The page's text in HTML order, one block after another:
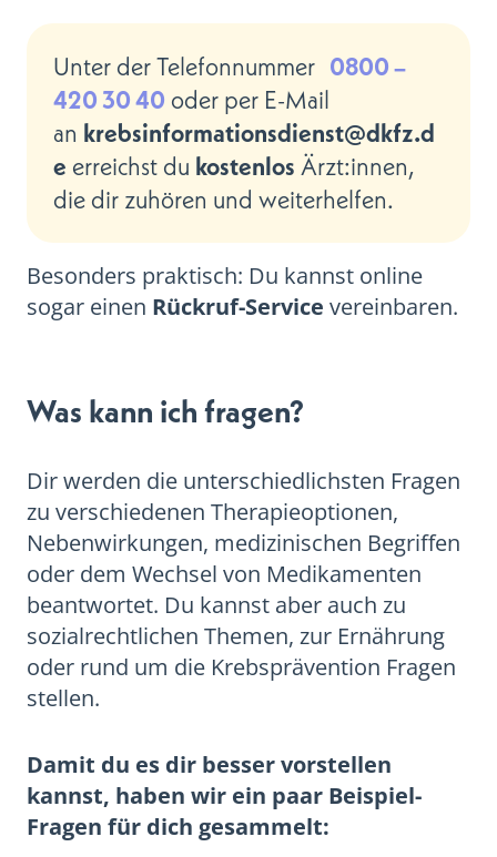
Unter der Telefonnummer 0800 –
420 30 40 oder per E-Mail
an krebsinformationsdienst@dkfz.d
e erreichst du kostenlos Ärzt:innen,
die dir zuhören und weiterhelfen.
Besonders praktisch: Du kannst online
sogar einen Rückruf-Service vereinbaren.
Was kann ich fragen?
Dir werden die unterschiedlichsten Fragen
zu verschiedenen Therapieoptionen,
Nebenwirkungen, medizinischen Begriffen
oder dem Wechsel von Medikamenten
beantwortet. Du kannst aber auch zu
sozialrechtlichen Themen, zur Ernährung
oder rund um die Krebsprävention Fragen
stellen.
Damit du es dir besser vorstellen
kannst, haben wir ein paar Beispiel-
Fragen für dich gesammelt: